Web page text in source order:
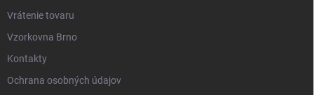
Vrátenie tovaru
Vzorkovna Brno
Kontakty
Ochrana osobných údajov